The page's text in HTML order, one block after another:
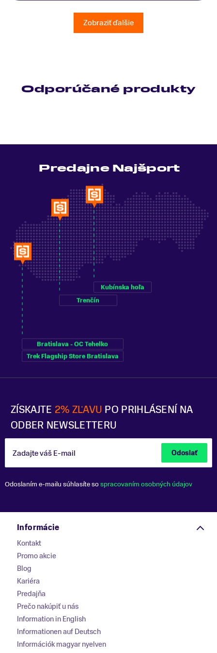
Ešte raz ďakujem.Zobraziť ďalšie
Odporúčané produkty
ZÍSKAJTE 2% ZĽAVU PO PRIHLÁSENÍ NA
ODBER NEWSLETTERU
Zadajte váš E-mail Odoslať
Odoslaním e-mailu súhlasíte sospracovaním osobných údajov
Predajne Najšport
Bratislava - OC Tehelko
Trek Flagship Store Bratislava
Trenčín
Kubínska hoľa
Informácie
Kontakt
Promo akcie
Blog
Kariéra
Predajňa
Prečo nakúpiť u nás
Information in English
Informationen auf Deutsch
Információk magyar nyelven